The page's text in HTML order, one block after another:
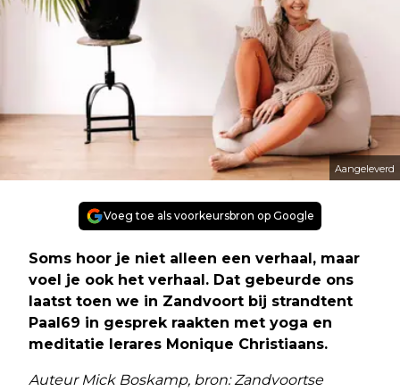
Aangeleverd
Voeg toe als voorkeursbron op Google
Soms hoor je niet alleen een verhaal, maar
voel je ook het verhaal. Dat gebeurde ons
laatst toen we in Zandvoort bij strandtent
Paal69 in gesprek raakten met yoga en
meditatie lerares Monique Christiaans.
Auteur Mick Boskamp, bron: Zandvoortse